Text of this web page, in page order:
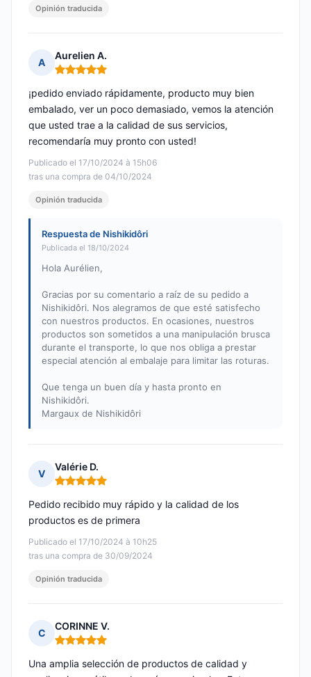
Opinión traducida
A
Aurelien A.
Nota: 5 de 5
Publicado el 17/10/2024 à 15h06
tras una compra de 04/10/2024
¡pedido enviado rápidamente, producto muy bien
embalado, ver un poco demasiado, vemos la atención
que usted trae a la calidad de sus servicios,
recomendaría muy pronto con usted!
Opinión traducida
Respuesta de Nishikidôri
Publicada el 18/10/2024
Hola Aurélien,
Gracias por su comentario a raíz de su pedido a
Nishikidôri. Nos alegramos de que esté satisfecho
con nuestros productos. En ocasiones, nuestros
productos son sometidos a una manipulación brusca
durante el transporte, lo que nos obliga a prestar
especial atención al embalaje para limitar las roturas.
Que tenga un buen día y hasta pronto en
Nishikidôri.
Margaux de Nishikidôri
V
Valérie D.
Nota: 5 de 5
Publicado el 17/10/2024 à 10h25
tras una compra de 30/09/2024
Pedido recibido muy rápido y la calidad de los
productos es de primera
Opinión traducida
C
CORINNE V.
Nota: 5 de 5
Una amplia selección de productos de calidad y